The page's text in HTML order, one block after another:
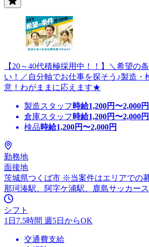
【20～40代積極採用中！！】＼希望の
い！／自分軸でお仕事を探そう♪製造・
意！わがままに応えます★
製造スタッフ 時給1,200円〜2,000円
倉庫スタッフ 時給1,200円〜2,000円
検品時給1,200円〜2,000円
勤務地
面接地
茨城県つくば市 ※当案件はエリアでの
那珂湊駅、阿字ケ浦駅、鹿島サッカー
シフト
1日7.5時間 週5日からOK
交通費支給